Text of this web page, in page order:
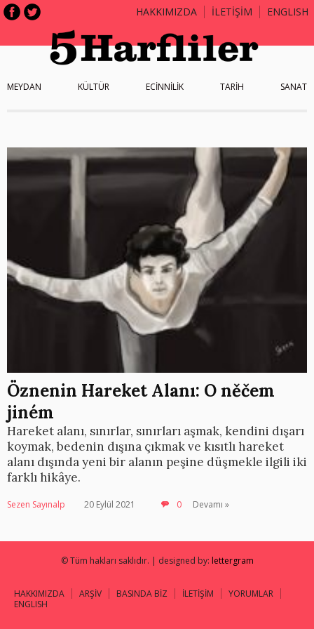
HAKKIMIZDA İLETİŞİM ENGLISH
MEYDAN KÜLTÜR ECİNNİLİK TARİH SANAT
Öznenin Hareket Alanı: O něčem
jiném
Hareket alanı, sınırlar, sınırları aşmak, kendini dışarı
koymak, bedenin dışına çıkmak ve kısıtlı hareket
alanı dışında yeni bir alanın peşine düşmekle ilgili iki
farklı hikâye.
Sezen Sayınalp 20 Eylül 2021 0 Devamı »
© Tüm hakları saklıdır. | designed by: lettergram
HAKKIMIZDA ARŞİV BASINDA BİZ İLETİŞİM
YORUMLAR
ENGLISH